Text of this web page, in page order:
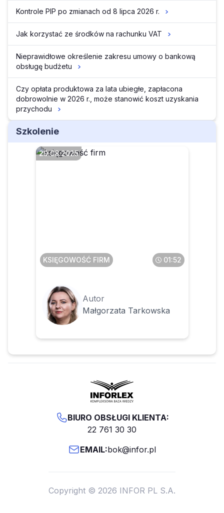
Kontrole PIP po zmianach od 8 lipca 2026 r.
Jak korzystać ze środków na rachunku VAT
Nieprawidłowe określenie zakresu umowy o bankową
obsługę budżetu
Czy opłata produktowa za lata ubiegłe, zapłacona
dobrowolnie w 2026 r., może stanowić koszt uzyskania
przychodu
Szkolenie
29.08.2025
KSIĘGOWOŚĆ FIRM 01:52
Autor
Małgorzata Tarkowska
BIURO OBSŁUGI KLIENTA:
22 761 30 30
EMAIL:bok@infor.pl
Copyright © 2026 INFOR PL S.A.